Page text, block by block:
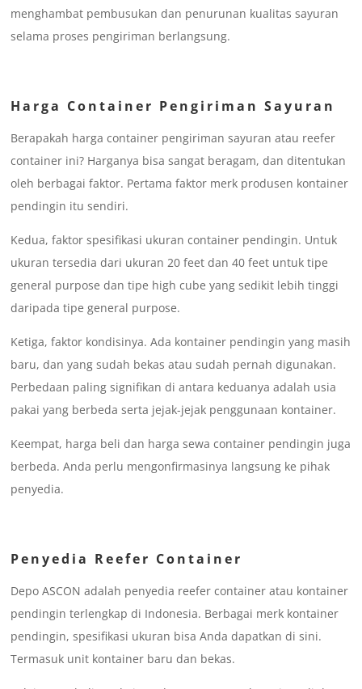
menghambat pembusukan dan penurunan kualitas sayuran
selama proses pengiriman berlangsung.
Harga Container Pengiriman Sayuran
Berapakah harga container pengiriman sayuran atau reefer
container ini? Harganya bisa sangat beragam, dan ditentukan
oleh berbagai faktor. Pertama faktor merk produsen kontainer
pendingin itu sendiri.
Kedua, faktor spesifikasi ukuran container pendingin. Untuk
ukuran tersedia dari ukuran 20 feet dan 40 feet untuk tipe
general purpose dan tipe high cube yang sedikit lebih tinggi
daripada tipe general purpose.
Ketiga, faktor kondisinya. Ada kontainer pendingin yang masih
baru, dan yang sudah bekas atau sudah pernah digunakan.
Perbedaan paling signifikan di antara keduanya adalah usia
pakai yang berbeda serta jejak-jejak penggunaan kontainer.
Keempat, harga beli dan harga sewa container pendingin juga
berbeda. Anda perlu mengonfirmasinya langsung ke pihak
penyedia.
Penyedia Reefer Container
Depo ASCON adalah penyedia reefer container atau kontainer
pendingin terlengkap di Indonesia. Berbagai merk kontainer
pendingin, spesifikasi ukuran bisa Anda dapatkan di sini.
Termasuk unit kontainer baru dan bekas.